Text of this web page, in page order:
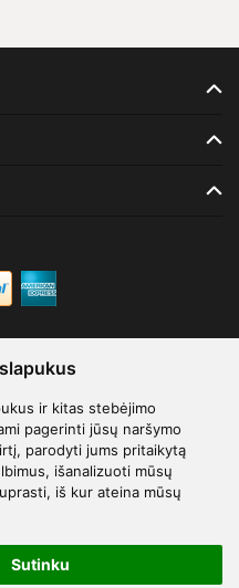
ir kitas stebėjimo
pagerinti jūsų naršymo
parodyti jums pritaikytą
išanalizuoti mūsų
iš kur ateina mūsų
Sutinku
38mm/25m €505
platinti svetainės turinį be autorių